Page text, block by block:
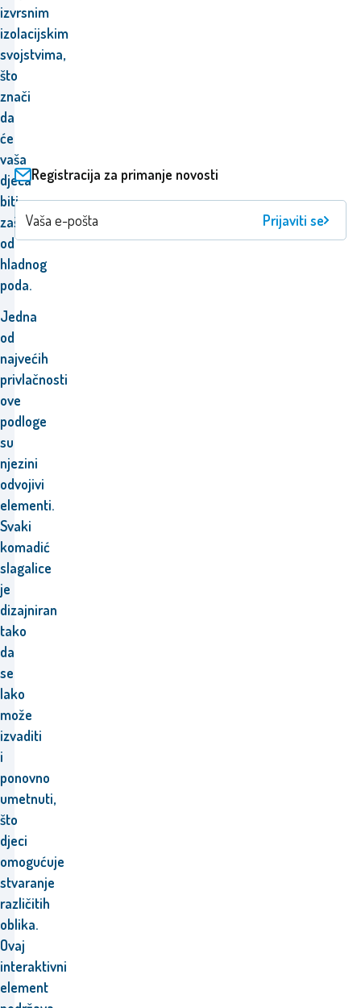
izvrsnim
izolacijskim
svojstvima,
što
znači
da
će
vaša
djeca
biti
zaštićena
od
hladnog
poda.
Jedna
od
najvećih
privlačnosti
ove
podloge
su
njezini
odvojivi
elementi.
Svaki
komadić
slagalice
je
dizajniran
tako
da
se
lako
može
izvaditi
i
ponovno
umetnuti,
što
djeci
omogućuje
stvaranje
različitih
oblika.
Ovaj
interaktivni
element
Registracija za primanje novosti
Prijaviti se